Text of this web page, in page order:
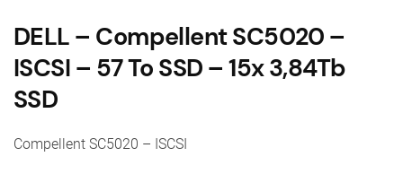
DELL – Compellent SC5020 –
ISCSI – 57 To SSD – 15x 3,84Tb
SSD
Compellent SC5020 – ISCSI